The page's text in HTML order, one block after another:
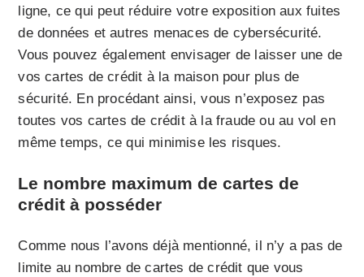
ligne, ce qui peut réduire votre exposition aux fuites
de données et autres menaces de cybersécurité.
Vous pouvez également envisager de laisser une de
vos cartes de crédit à la maison pour plus de
sécurité. En procédant ainsi, vous n’exposez pas
toutes vos cartes de crédit à la fraude ou au vol en
même temps, ce qui minimise les risques.
Le nombre maximum de cartes de
crédit à posséder
Comme nous l’avons déjà mentionné, il n’y a pas de
limite au nombre de cartes de crédit que vous